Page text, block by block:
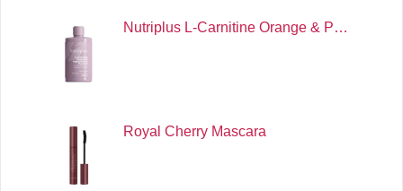
Nutriplus L-Carnitine Orange & P…
Royal Cherry Mascara